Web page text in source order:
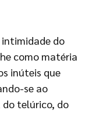
intimidade do
como matéria
inúteis que
se ao
do telúrico, do